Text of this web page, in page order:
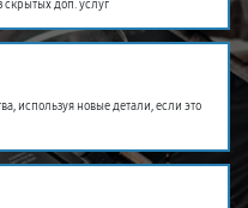
доп. услуг
используя новые детали, если это